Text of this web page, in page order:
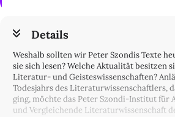
Details
Weshalb sollten wir Peter Szondis Texte
sie sich lesen? Welche Aktualität besitzen
Literatur- und Geisteswissenschaften?
Todesjahrs des Literaturwissenschaftlers,
ging, möchte das Peter Szondi-Institut für
und Vergleichende Literaturwissenschaft